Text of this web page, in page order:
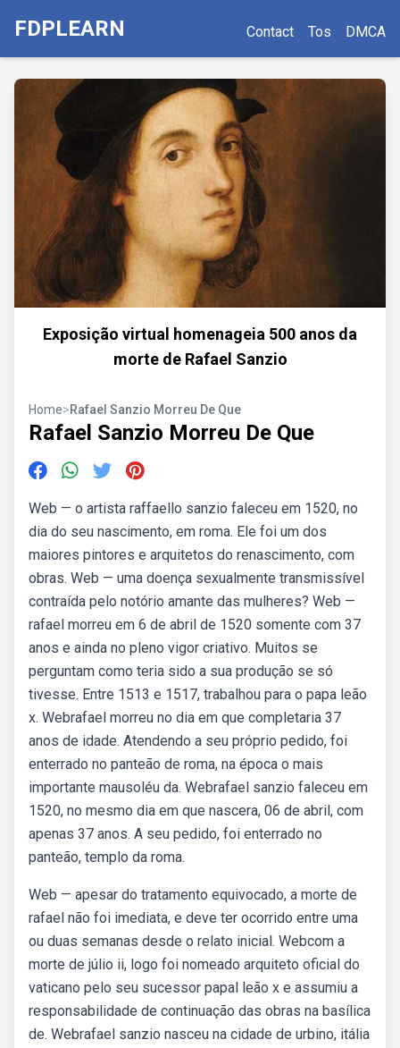
FDPLEARN Contact Tos DMCA
Exposição virtual homenageia 500 anos da
morte de Rafael Sanzio
Home>Rafael Sanzio Morreu De Que
Rafael Sanzio Morreu De Que
Web — o artista raffaello sanzio faleceu em 1520, no
dia do seu nascimento, em roma. Ele foi um dos
maiores pintores e arquitetos do renascimento, com
obras. Web — uma doença sexualmente transmissível
contraída pelo notório amante das mulheres? Web —
rafael morreu em 6 de abril de 1520 somente com 37
anos e ainda no pleno vigor criativo. Muitos se
perguntam como teria sido a sua produção se só
tivesse. Entre 1513 e 1517, trabalhou para o papa leão
x. Webrafael morreu no dia em que completaria 37
anos de idade. Atendendo a seu próprio pedido, foi
enterrado no panteão de roma, na época o mais
importante mausoléu da. Webrafael sanzio faleceu em
1520, no mesmo dia em que nascera, 06 de abril, com
apenas 37 anos. A seu pedido, foi enterrado no
panteão, templo da roma.
Web — apesar do tratamento equivocado, a morte de
rafael não foi imediata, e deve ter ocorrido entre uma
ou duas semanas desde o relato inicial. Webcom a
morte de júlio ii, logo foi nomeado arquiteto oficial do
vaticano pelo seu sucessor papal leão x e assumiu a
responsabilidade de continuação das obras na basílica
de. Webrafael sanzio nasceu na cidade de urbino, itália